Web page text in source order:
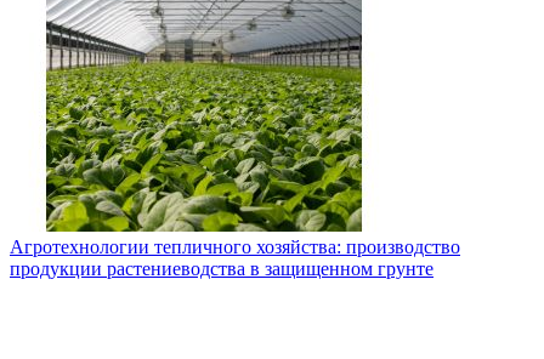
Агротехнологии тепличного хозяйства: производство
продукции растениеводства в защищенном грунте